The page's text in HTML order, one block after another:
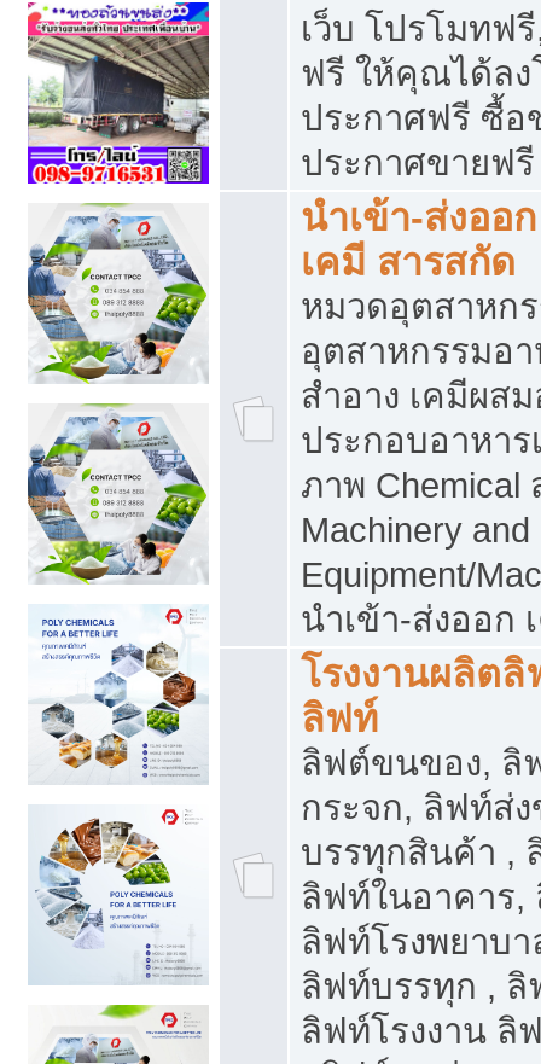
เว็บ โปรโมทฟ
ฟรี ให้คุณได้ล
ประกาศฟรี ซื้อ
ประกาศขายฟรี
นำเข้า-ส่งออ
เคมี สารสกัด
หมวดอุตสาหก
อุตสาหกรรมอา
สำอาง เคมีผส
ประกอบอาหาร
ภาพ Chemical
Machinery
Equipment/
นำเข้า-ส่งออก
โรงงานผลิต
ลิฟท์
ลิฟต์ขนของ, ลิ
กระจก, ลิฟท์ส่
บรรทุกสินค้า ,
ลิฟท์ในอาคาร,
ลิฟท์โรงพยาบ
ลิฟท์บรรทุก ,
ลิฟท์โรงงาน ลิ